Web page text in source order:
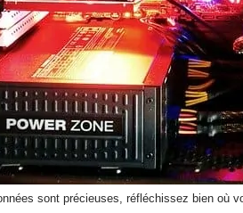
sont précieuses, réfléchissez bien où